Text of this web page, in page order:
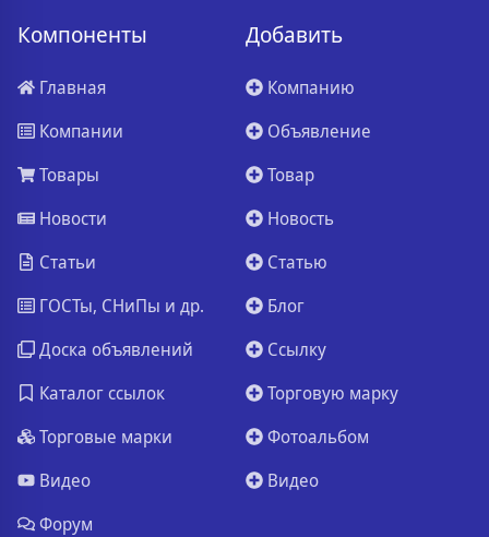
Компоненты
Главная
Компании
Товары
Новости
Статьи
ГОСТы, СНиПы и др.
Доска объявлений
Каталог ссылок
Торговые марки
Видео
Форум
Добавить
Компанию
Объявление
Товар
Новость
Статью
Блог
Ссылку
Торговую марку
Фотоальбом
Видео